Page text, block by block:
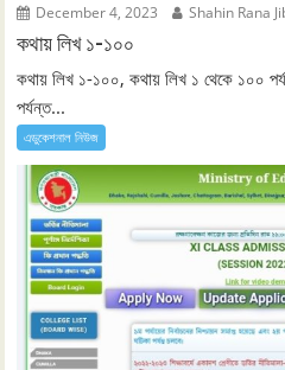
December 4, 2023 Shahin Rana
কথায় লিখ ১-১০০
কথায় লিখ ১-১০০, কথায় লিখ ১ থেকে ১০০
পর্যন্ত...
এডুকেশনাল নিউজ